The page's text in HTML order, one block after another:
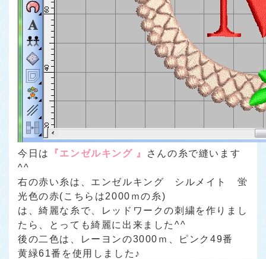
今日は 『エンゼルキング 』
さんの糸で縫います
^^
右の赤い糸は、エンゼルキング シルメイト 蛍
光色の赤(こちらは2000ｍの糸)
は、綺麗な糸で、レッドワークの刺繍を作りまし
たら、とっても綺麗に出来ました^^
後の二色は、レーヨンの3000ｍ、ピンク49番
黄緑61番を使用しました♪